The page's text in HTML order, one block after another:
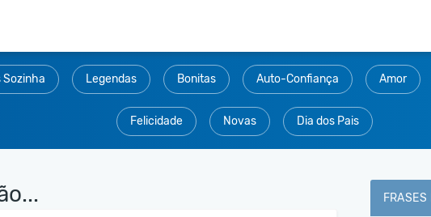
Sozinha Legendas Bonitas Auto-Confiança Amor
Felicidade Novas Dia dos Pais